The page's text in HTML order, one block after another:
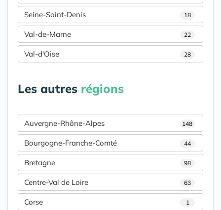
Seine-Saint-Denis 18
Val-de-Marne 22
Val-d'Oise 28
Les autres régions
Auvergne-Rhône-Alpes 148
Bourgogne-Franche-Comté 44
Bretagne 98
Centre-Val de Loire 63
Corse 1